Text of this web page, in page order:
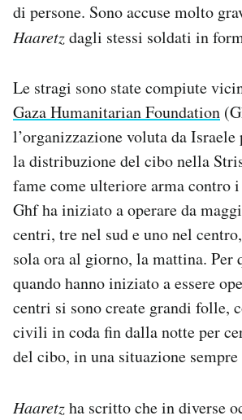
di persone. Sono accuse molto
Haaretzdagli stessi soldati in
Le stragi sono state compiute
Gaza Humanitarian Foundation
l’organizzazione voluta da
la distribuzione del cibo nella
fame come ulteriore arma contro
Ghf ha iniziato a operare da
centri, tre nel sud e uno nel
sola ora al giorno, la mattina. Per
quando hanno iniziato a essere
centri si sono create grandi folle,
civili in coda fin dalla notte per
del cibo, in una situazione
Haaretzha scritto che in diverse